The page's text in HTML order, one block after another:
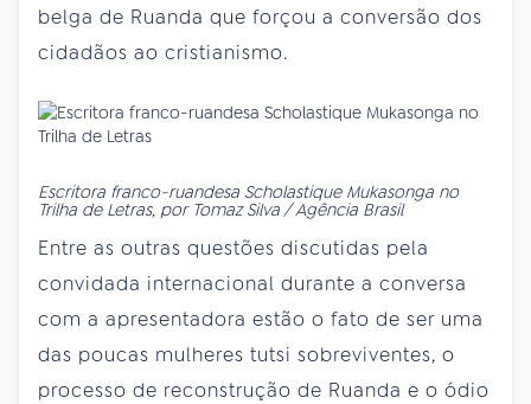
belga de Ruanda que forçou a conversão dos
cidadãos ao cristianismo.
Escritora franco-ruandesa Scholastique Mukasonga no
Trilha de Letras, por Tomaz Silva / Agência Brasil
Entre as outras questões discutidas pela
convidada internacional durante a conversa
com a apresentadora estão o fato de ser uma
das poucas mulheres tutsi sobreviventes, o
processo de reconstrução de Ruanda e o ódio